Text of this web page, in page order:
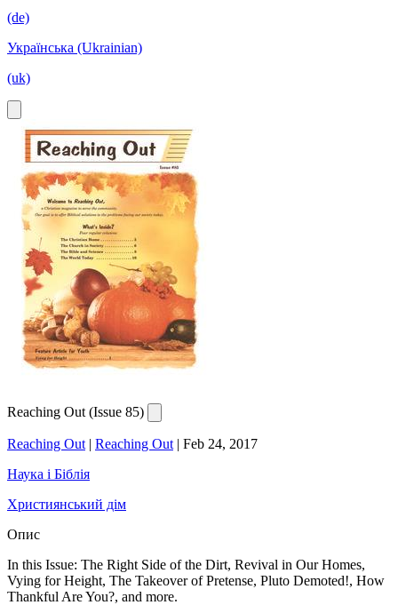
(de)
Українська (Ukrainian)
(uk)
Reaching Out (Issue 85)
Reaching Out | Reaching Out | Feb 24, 2017
Наука і Біблія
Християнський дім
Опис
In this Issue: The Right Side of the Dirt, Revival in Our Homes,
Vying for Height, The Takeover of Pretense, Pluto Demoted!, How
Thankful Are You?, and more.